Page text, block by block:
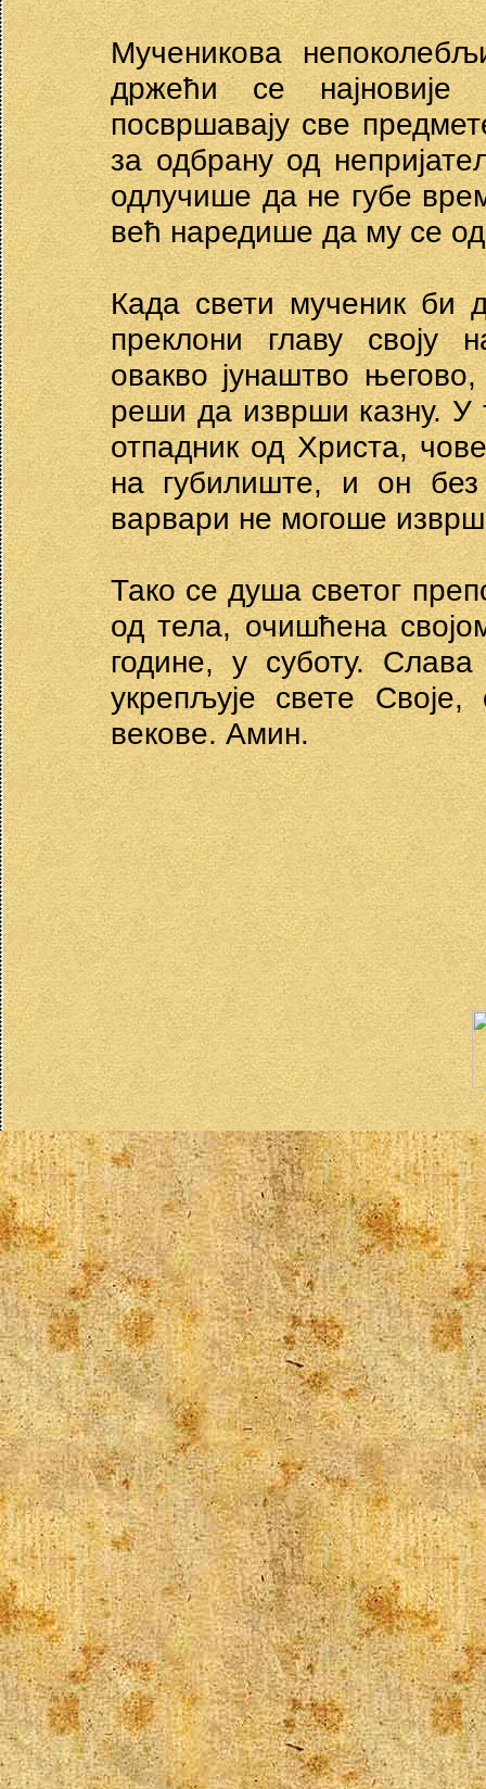
Мученикова
држећи се
посвршавају све
за одбрану од
одлучише да не губе
већ наредише да му се
Када свети мученик би
преклони главу своју
овакво јунаштво
реши да изврши казну.
отпадник од Христа,
на губилиште, и он
варвари не могоше
Тако се душа светог
од тела, очишћена
године, у суботу. Слава
укрепљује свете
векове. Амин.